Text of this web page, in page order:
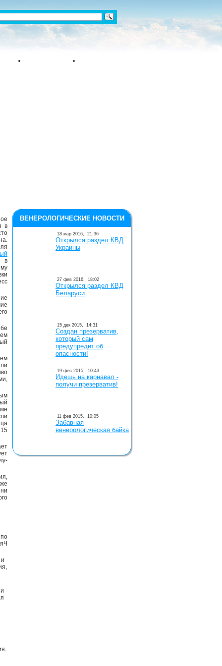
в
в
ВЕНЕРОЛОГИЧЕСКИЕ НОВОСТИ
18 мар 2016, 21:36
Открылся раздел КВД
Украины
27 фев 2016, 18:02
Открылся раздел КВД
Беларуси
15 дек 2015, 14:31
Создан презерватив,
который сам
предупредит об
опасности!
19 фев 2015, 10:43
Идешь на карнавал -
получи презерватив!
11 фев 2015, 10:05
Забавная
венерологическая байка